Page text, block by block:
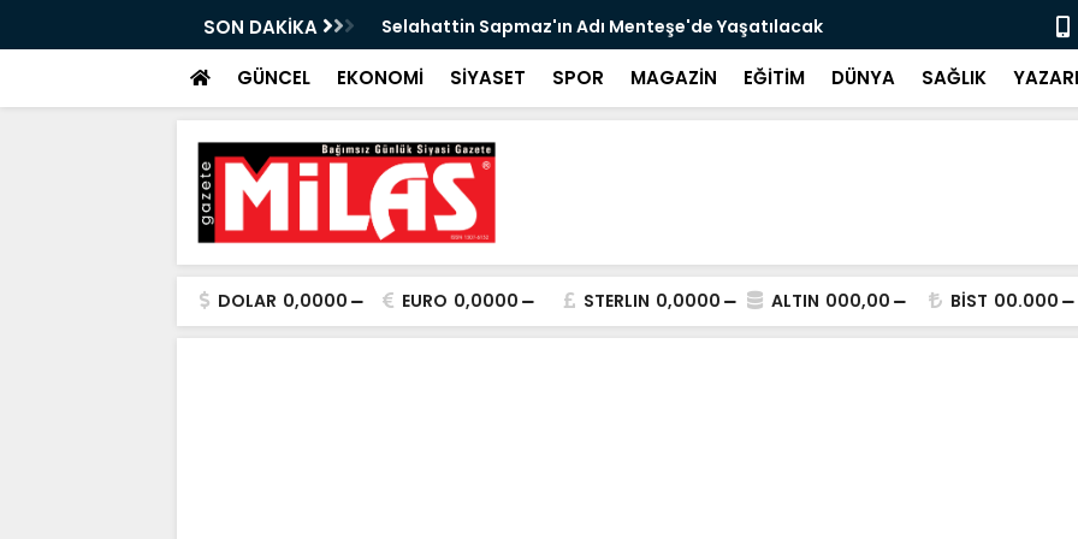
SON DAKİKA Selahattin Sapmaz'ın Adı Menteşe'de Yaşatılacak Emekli
GÜNCEL EKONOMİ SİYASET SPOR MAGAZİN EĞİTİM DÜNYA SAĞLIK
DOLAR 0,0000 EURO 0,0000 STERLIN 0,0000 ALTIN 000,00 BİST 00.000